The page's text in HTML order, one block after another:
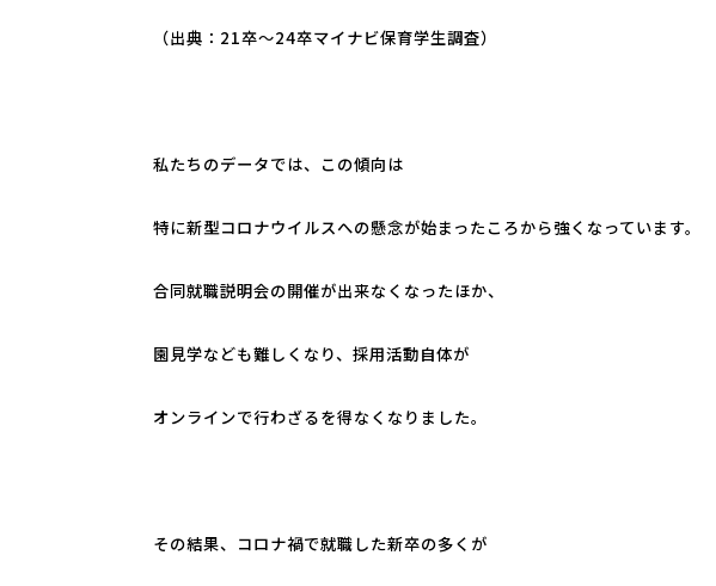
（出典：21卒～24卒マイナビ保育学生調査）
私たちのデータでは、この傾向は
特に新型コロナウイルスへの懸念が始まったころから強くなっています。
合同就職説明会の開催が出来なくなったほか、
園見学なども難しくなり、採用活動自体が
オンラインで行わざるを得なくなりました。
その結果、コロナ禍で就職した新卒の多くが